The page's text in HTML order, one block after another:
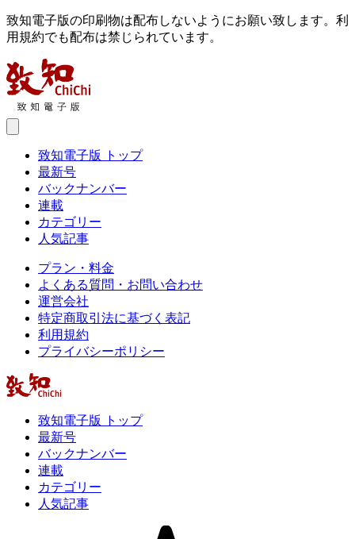
致知電子版の印刷物は配布しないようにお願い致します。利
用規約でも配布は禁じられています。
致知電子版 トップ
最新号
バックナンバー
連載
カテゴリー
人気記事
プラン・料金
よくある質問・お問い合わせ
運営会社
特定商取引法に基づく表記
利用規約
プライバシーポリシー
致知電子版 トップ
最新号
バックナンバー
連載
カテゴリー
人気記事